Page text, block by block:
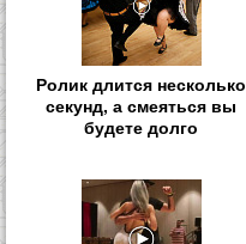
Ролик длится несколько
секунд, а смеяться вы
будете долго